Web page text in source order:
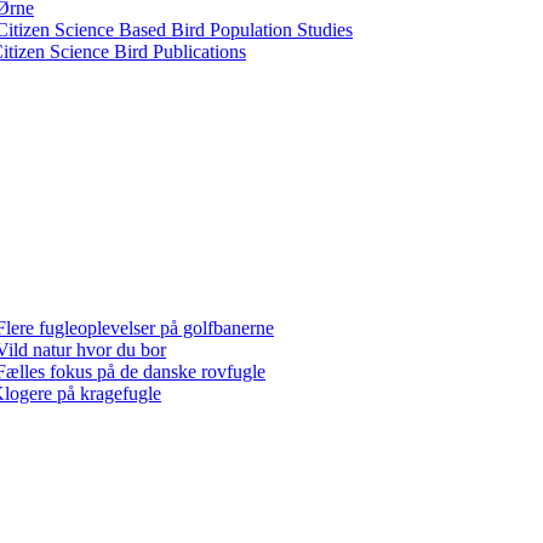
Science Based Bird Population Studies
Science Bird Publications
fugleoplevelser på golfbanerne
natur hvor du bor
fokus på de danske rovfugle
på kragefugle